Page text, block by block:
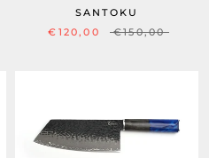
SANTOKU
€120,00
€150,00